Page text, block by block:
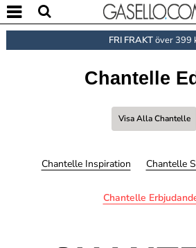
FRI FRAKTöver 399
Chantelle
Visa Alla Chantelle
Chantelle Inspiration Chantelle
Chantelle